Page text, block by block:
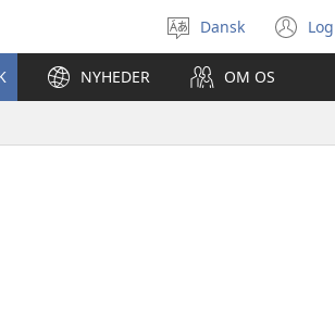
Vælg
sprog
Dansk
NYHEDER OM OS